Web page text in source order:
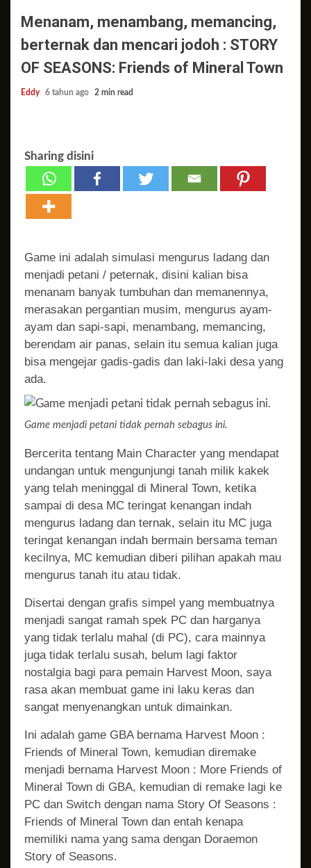
Menanam, menambang, memancing,
berternak dan mencari jodoh : STORY
OF SEASONS: Friends of Mineral Town
Eddy 6 tahun ago 2 min read
Sharing disini
Game ini adalah simulasi mengurus ladang dan
menjadi petani / peternak, disini kalian bisa
menanam banyak tumbuhan dan memanennya,
merasakan pergantian musim, mengurus ayam-
ayam dan sapi-sapi, menambang, memancing,
berendam air panas, selain itu semua kalian juga
bisa mengejar gadis-gadis dan laki-laki desa yang
ada.
Game menjadi petani tidak pernah sebagus ini.
Bercerita tentang Main Character yang mendapat
undangan untuk mengunjungi tanah milik kakek
yang telah meninggal di Mineral Town, ketika
sampai di desa MC teringat kenangan indah
mengurus ladang dan ternak, selain itu MC juga
teringat kenangan indah bermain bersama teman
kecilnya, MC kemudian diberi pilihan apakah mau
mengurus tanah itu atau tidak.
Disertai dengan grafis simpel yang membuatnya
menjadi sangat ramah spek PC dan harganya
yang tidak terlalu mahal (di PC), cara mainnya
juga tidak terlalu susah, belum lagi faktor
nostalgia bagi para pemain Harvest Moon, saya
rasa akan membuat game ini laku keras dan
sangat menyenangkan untuk dimainkan.
Ini adalah game GBA bernama Harvest Moon :
Friends of Mineral Town, kemudian diremake
menjadi bernama Harvest Moon : More Friends of
Mineral Town di GBA, kemudian di remake lagi ke
PC dan Switch dengan nama Story Of Seasons :
Friends of Mineral Town dan entah kenapa
memiliki nama yang sama dengan Doraemon
Story of Seasons.